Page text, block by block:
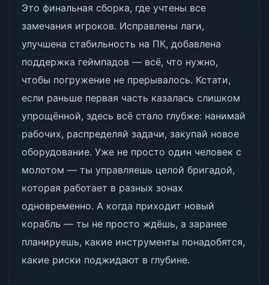
Это финальная сборка, где учтены все
замечания игроков. Исправлены лаги,
улучшена стабильность на ПК, добавлена
поддержка геймпадов — всё, что нужно,
чтобы погружение не прерывалось. Кстати,
если раньше первая часть казалась слишком
упрощённой, здесь всё стало глубже: нанимай
рабочих, распределяй задачи, закупай новое
оборудование. Уже не просто один человек с
молотом — ты управляешь целой бригадой,
которая работает в разных зонах
одновременно. А когда приходит новый
корабль — ты не просто ждёшь, а заранее
планируешь, какие инструменты понадобятся,
какие риски поджидают в глубине.